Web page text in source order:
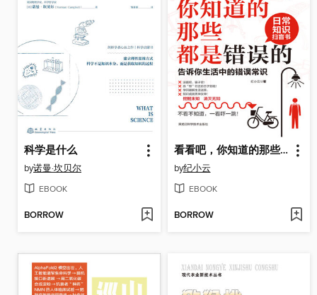
科学是什么
by诺曼·坎贝尔
EBOOK
BORROW
看看吧，你知道的那些都是错误的
by纪小云
EBOOK
BORROW